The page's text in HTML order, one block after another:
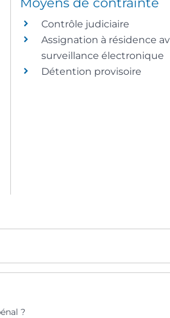
Contrôle judiciaire
Assignation à résidence
surveillance électronique
Détention provisoire
?